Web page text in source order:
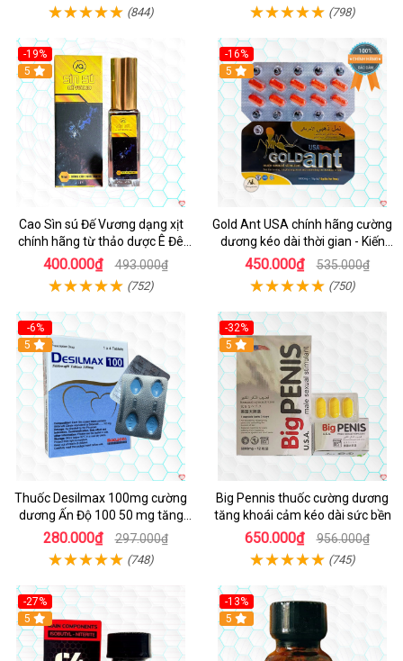
(844) (798)
-19%
5
Cao Sìn sú Đế Vương dạng xịt
chính hãng từ thảo dược Ê Đê
Việt Nam
400.000₫ 493.000₫
(752)
-16%
5
Gold Ant USA chính hãng cường
dương kéo dài thời gian - Kiến
Vàng Đen Tây Tạng
450.000₫ 535.000₫
(750)
-6%
5
Thuốc Desilmax 100mg cường
dương Ấn Độ 100 50 mg tăng
sinh lý tốt nhất
280.000₫ 297.000₫
(748)
-32%
5
Big Pennis thuốc cường dương
tăng khoái cảm kéo dài sức bền
650.000₫ 956.000₫
(745)
-27%
5
-13%
5